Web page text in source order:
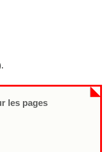
les pages